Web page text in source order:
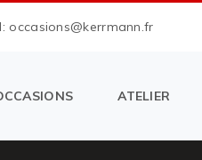
occasions@kerrmann.fr
ATELIER